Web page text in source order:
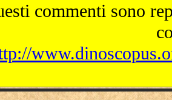
commenti sono